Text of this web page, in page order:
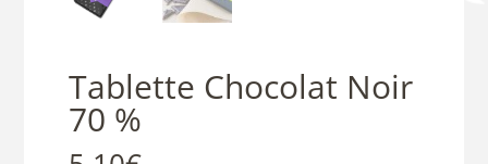
Tablette Chocolat Noir
70 %